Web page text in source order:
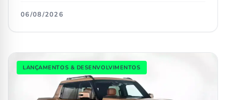
06/08/2026
LANÇAMENTOS & DESENVOLVIMENTOS